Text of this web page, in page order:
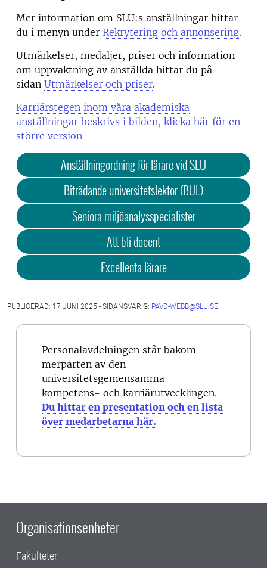
Mer information om SLU:s anställningar hittar
du i menyn under Rekrytering och annonsering.
Utmärkelser, medaljer, priser och information
om uppvaktning av anställda hittar du på
sidan Utmärkelser och priser.
Karriärstegen inom våra akademiska
anställningar beskrivs i bilden, klicka här för en
större version
Anställningordning för lärare vid SLU
Biträdande universitetslektor (BUL)
Seniora miljöanalysspecialister
Att bli docent
Excellenta lärare
PUBLICERAD: 17 JUNI 2025 - SIDANSVARIG: PAVD-WEBB@SLU.SE
Personalavdelningen står bakom
merparten av den
universitetsgemensamma
kompetens- och karriärutvecklingen.
Du hittar en presentation och en lista
över medarbetarna här.
Organisationsenheter
Fakulteter